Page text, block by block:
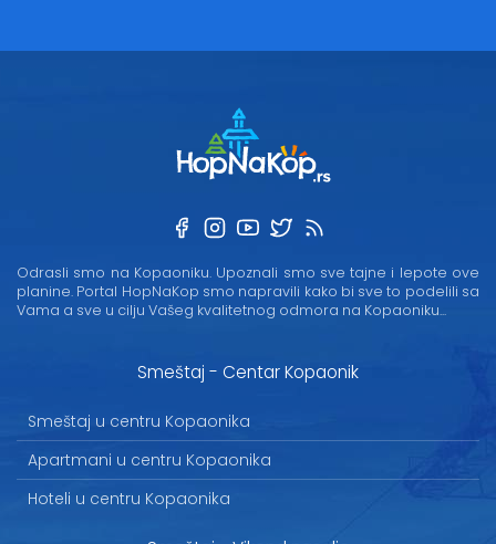
Odrasli smo na Kopaoniku. Upoznali smo sve tajne i lepote ove
planine. Portal HopNaKop smo napravili kako bi sve to podelili sa
Vama a sve u cilju Vašeg kvalitetnog odmora na Kopaoniku...
Smeštaj - Centar Kopaonik
Smeštaj u centru Kopaonika
Apartmani u centru Kopaonika
Hoteli u centru Kopaonika